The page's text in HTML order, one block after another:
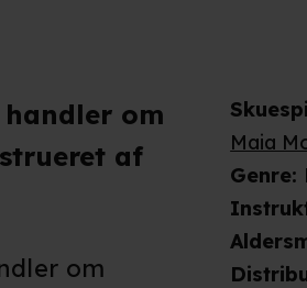
Maia
Genre:
om
af
om